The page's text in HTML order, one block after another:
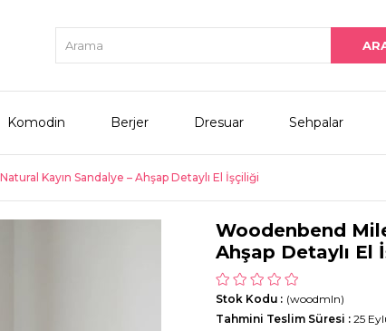
Komodin Berjer Dresuar Sehpalar
Kayın Sandalye – Ahşap Detaylı El İşçiliği
Woodenbend
Ahşap Detaylı El
(woodmln)
Stok Kodu
Tahmini Teslim Süresi : 25